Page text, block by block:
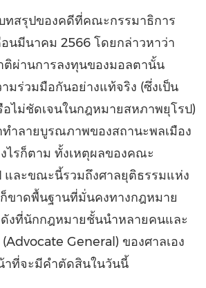
ทสรุปของคดีที่คณะกรรมาธิการ
นมีนาคม 2566 โดยกล่าวหาว่า
ติผ่านการลงทุนของมอลตานั้น
มร่วมมือกันอย่างแท้จริง (ซึ่งเป็น
ไม่ชัดเจนในกฎหมายสหภาพยุโรป)
ำลายบูรณภาพของสถานะพลเมือง
ไรก็ตาม ทั้งเหตุผลของคณะ
และขณะนี้รวมถึงศาลยุติธรรมแห่ง
ขาดพื้นฐานที่มั่นคงทางกฎหมาย
งที่นักกฎหมายชั้นนำหลายคนและ
General) ของศาลเอง
าที่จะมีคำตัดสินในวันนี้